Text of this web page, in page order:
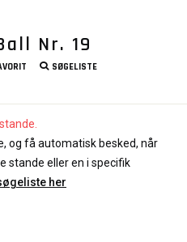
Nr. 19
SØGELISTE
og få automatisk besked, når
stande eller en i specifik
her